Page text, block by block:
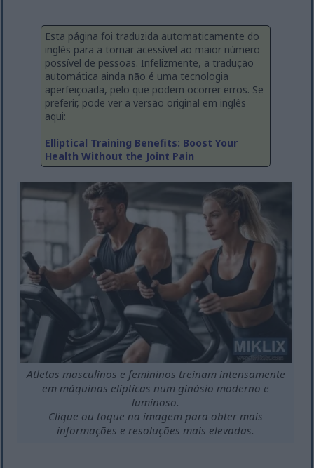
Esta página foi traduzida automaticamente do
inglês para a tornar acessível ao maior número
possível de pessoas. Infelizmente, a tradução
automática ainda não é uma tecnologia
aperfeiçoada, pelo que podem ocorrer erros. Se
preferir, pode ver a versão original em inglês
aqui:
Elliptical Training Benefits: Boost Your
Health Without the Joint Pain
Atletas masculinos e femininos treinam intensamente
em máquinas elípticas num ginásio moderno e
luminoso.
Clique ou toque na imagem para obter mais
informações e resoluções mais elevadas.